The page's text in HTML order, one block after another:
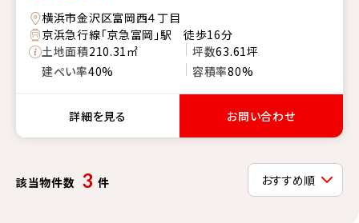
横浜市金沢区富岡西４丁目
京浜急行線「京急富岡」駅 徒歩16分
土地面積210.31㎡ 坪数63.61坪
建ぺい率40% 容積率80%
詳細を見る お問い合わせ
該当物件数 3 件